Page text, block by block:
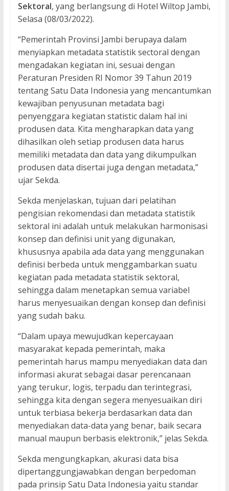
Sektoral, yang berlangsung di Hotel Wiltop Jambi,
Selasa (08/03/2022).
“Pemerintah Provinsi Jambi berupaya dalam
menyiapkan metadata statistik sectoral dengan
mengadakan kegiatan ini, sesuai dengan
Peraturan Presiden RI Nomor 39 Tahun 2019
tentang Satu Data Indonesia yang mencantumkan
kewajiban penyusunan metadata bagi
penyenggara kegiatan statistic dalam hal ini
produsen data. Kita mengharapkan data yang
dihasilkan oleh setiap produsen data harus
memiliki metadata dan data yang dikumpulkan
produsen data disertai juga dengan metadata,”
ujar Sekda.
Sekda menjelaskan, tujuan dari pelatihan
pengisian rekomendasi dan metadata statistik
sektoral ini adalah untuk melakukan harmonisasi
konsep dan definisi unit yang digunakan,
khususnya apabila ada data yang menggunakan
definisi berbeda untuk menggambarkan suatu
kegiatan pada metadata statistik sektoral,
sehingga dalam menetapkan semua variabel
harus menyesuaikan dengan konsep dan definisi
yang sudah baku.
“Dalam upaya mewujudkan kepercayaan
masyarakat kepada pemerintah, maka
pemerintah harus mampu menyediakan data dan
informasi akurat sebagai dasar perencanaan
yang terukur, logis, terpadu dan terintegrasi,
sehingga kita dengan segera menyesuaikan diri
untuk terbiasa bekerja berdasarkan data dan
menyediakan data-data yang benar, baik secara
manual maupun berbasis elektronik,” jelas Sekda.
Sekda mengungkapkan, akurasi data bisa
dipertanggungjawabkan dengan berpedoman
pada prinsip Satu Data Indonesia yaitu standar